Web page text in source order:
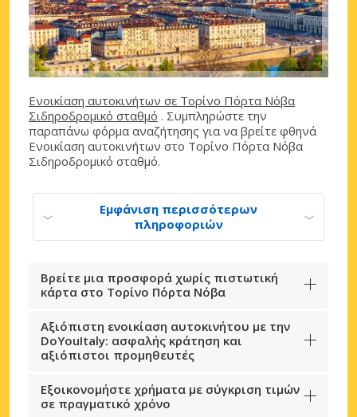
Ενοικίαση αυτοκινήτων σε Τορίνο Πόρτα Νόβα
Σιδηροδρομικό σταθμό . Συμπληρώστε την
παραπάνω φόρμα αναζήτησης για να βρείτε φθηνά
Ενοικίαση αυτοκινήτων στο Τορίνο Πόρτα Νόβα
Σιδηροδρομικό σταθμό.
Εμφάνιση περισσότερων
πληροφοριών
Βρείτε μια προσφορά χωρίς πιστωτική
κάρτα στο Τορίνο Πόρτα Νόβα
Αξιόπιστη ενοικίαση αυτοκινήτου με την
DoYouItaly: ασφαλής κράτηση και
αξιόπιστοι προμηθευτές
Εξοικονομήστε χρήματα με σύγκριση τιμών
σε πραγματικό χρόνο